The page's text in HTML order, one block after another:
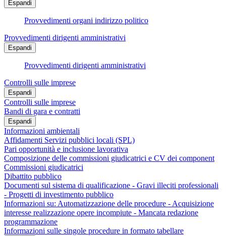
Espandi
Provvedimenti organi indirizzo politico
Provvedimenti dirigenti amministrativi
Espandi
Provvedimenti dirigenti amministrativi
Controlli sulle imprese
Espandi
Controlli sulle imprese
Bandi di gara e contratti
Espandi
Informazioni ambientali
Affidamenti Servizi pubblici locali (SPL)
Pari opportunità e inclusione lavorativa
Composizione delle commissioni giudicatrici e CV dei component
Commissioni giudicatrici
Dibattito pubblico
Documenti sul sistema di qualificazione - Gravi illeciti professionali
- Progetti di investimento pubblico
Informazioni su: Automatizzazione delle procedure - Acquisizione
interesse realizzazione opere incompiute - Mancata redazione
programmazione
Informazioni sulle singole procedure in formato tabellare